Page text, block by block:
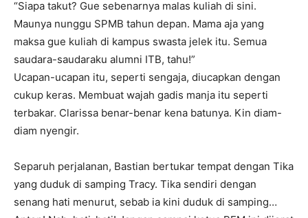
“Siapa takut? Gue sebenarnya malas kuliah di sini.
Maunya nunggu SPMB tahun depan. Mama aja yang
maksa gue kuliah di kampus swasta jelek itu. Semua
saudara-saudaraku alumni ITB, tahu!”
Ucapan-ucapan itu, seperti sengaja, diucapkan dengan
cukup keras. Membuat wajah gadis manja itu seperti
terbakar. Clarissa benar-benar kena batunya. Kin diam-
diam nyengir.
Separuh perjalanan, Bastian bertukar tempat dengan Tika
yang duduk di samping Tracy. Tika sendiri dengan
senang hati menurut, sebab ia kini duduk di samping…